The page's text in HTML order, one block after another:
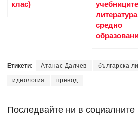
клас)
литература
средно
Етикети: Атанас Далчев българска
идеология превод
Последвайте ни в